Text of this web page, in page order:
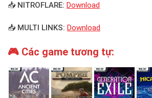
📥 NITROFLARE: Download
📥 MULTI LINKS: Download
🎮 Các game tương tự: